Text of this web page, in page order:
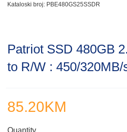
Kataloski broj: PBE480GS25SSDR
Patriot SSD 480GB
to R/W : 450/320MB/
85.20KM
Quantity